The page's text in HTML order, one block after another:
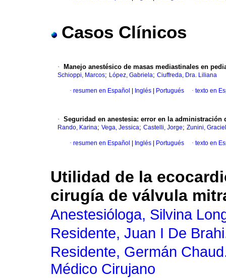
Casos Clínicos
· Manejo anestésico de masas mediastinales en
Schioppi, Marcos; López, Gabriela; Ciuffreda, Dra. Liliana
· resumen en Español Inglés Portugués · texto en
· Seguridad en anestesia: error en la administración
Rando, Karina; Vega, Jessica; Castelli, Jorge; Zunini,
· resumen en Español Inglés Portugués · texto en
Utilidad de la
cirugía de válvula
Anestesióloga, Silvina
Residente, Juan I De
Residente, Germán
Médico Cirujano